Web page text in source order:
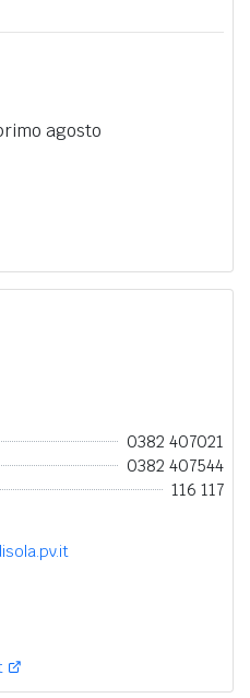
agosto
0382 407021
0382 407544
116 117